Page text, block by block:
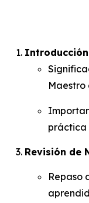
Maestro
práctica
Revisión de
Repaso